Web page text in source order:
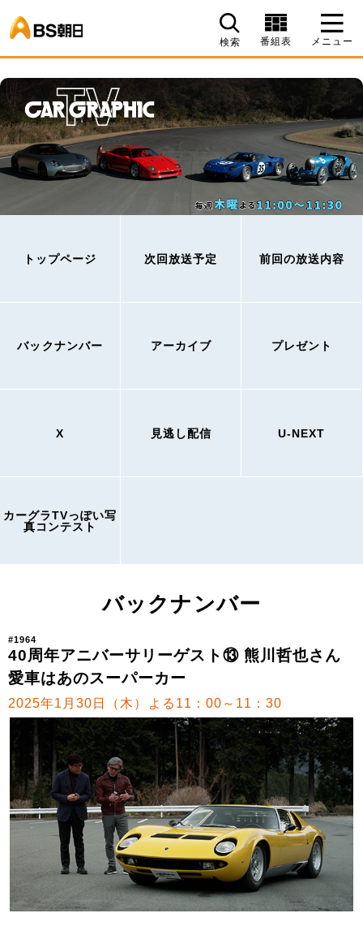
検索 番組表 メニュー
トップページ 次回放送予定 前回の放送内容
バックナンバー アーカイブ プレゼント
X 見逃し配信 U-NEXT
カーグラTVっぽい写
真コンテスト
バックナンバー
#1964
40周年アニバーサリーゲスト⑬ 熊川哲也さん
愛車はあのスーパーカー
2025年1月30日（木）よる11：00～11：30